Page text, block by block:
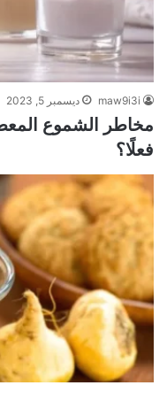
maw9i3i ديسمبر 5, 2023
مخاطر الشموع
فعلًا؟